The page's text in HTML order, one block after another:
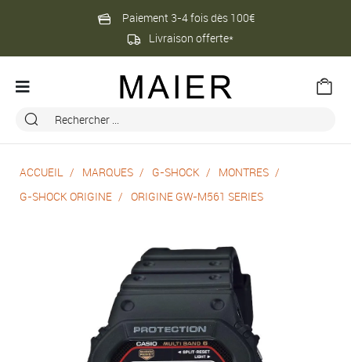
Paiement 3-4 fois dès 100€
Livraison offerte*
ACCUEIL MARQUES G-SHOCK
MONTRES
G-SHOCK ORIGINE
ORIGINE GW-M561 SERIES